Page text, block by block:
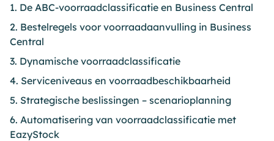
1. De ABC-voorraadclassificatie en Business Central
2. Bestelregels voor voorraadaanvulling in Business
Central
3. Dynamische voorraadclassificatie
4. Serviceniveaus en voorraadbeschikbaarheid
5. Strategische beslissingen – scenarioplanning
6. Automatisering van voorraadclassificatie met
EazyStock